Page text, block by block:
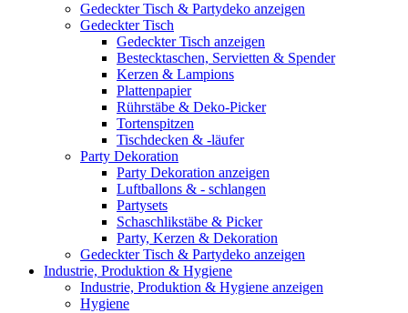
Gedeckter Tisch & Partydeko anzeigen
Gedeckter Tisch
Gedeckter Tisch anzeigen
Bestecktaschen, Servietten & Spender
Kerzen & Lampions
Plattenpapier
Rührstäbe & Deko-Picker
Tortenspitzen
Tischdecken & -läufer
Party Dekoration
Party Dekoration anzeigen
Luftballons & - schlangen
Partysets
Schaschlikstäbe & Picker
Party, Kerzen & Dekoration
Gedeckter Tisch & Partydeko anzeigen
Industrie, Produktion & Hygiene
Industrie, Produktion & Hygiene anzeigen
Hygiene